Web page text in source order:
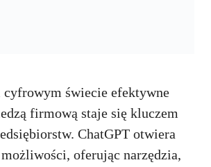
świecie efektywne
firmową staje się kluczem
ChatGPT otwiera
możliwości, oferując narzędzia,